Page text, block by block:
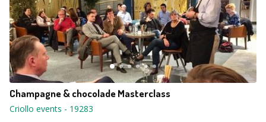
Champagne & chocolade Masterclass
Criollo events - 19283